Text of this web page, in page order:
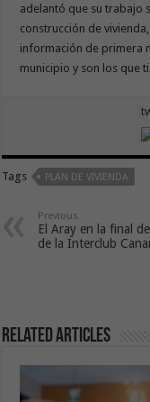
adelantó que su trabajo
construcción de
información de primera
municipio y son los que
Tags PLAN DE VIVIENDA
Previous
El Aray en la final
de la Interclub
Related Articles